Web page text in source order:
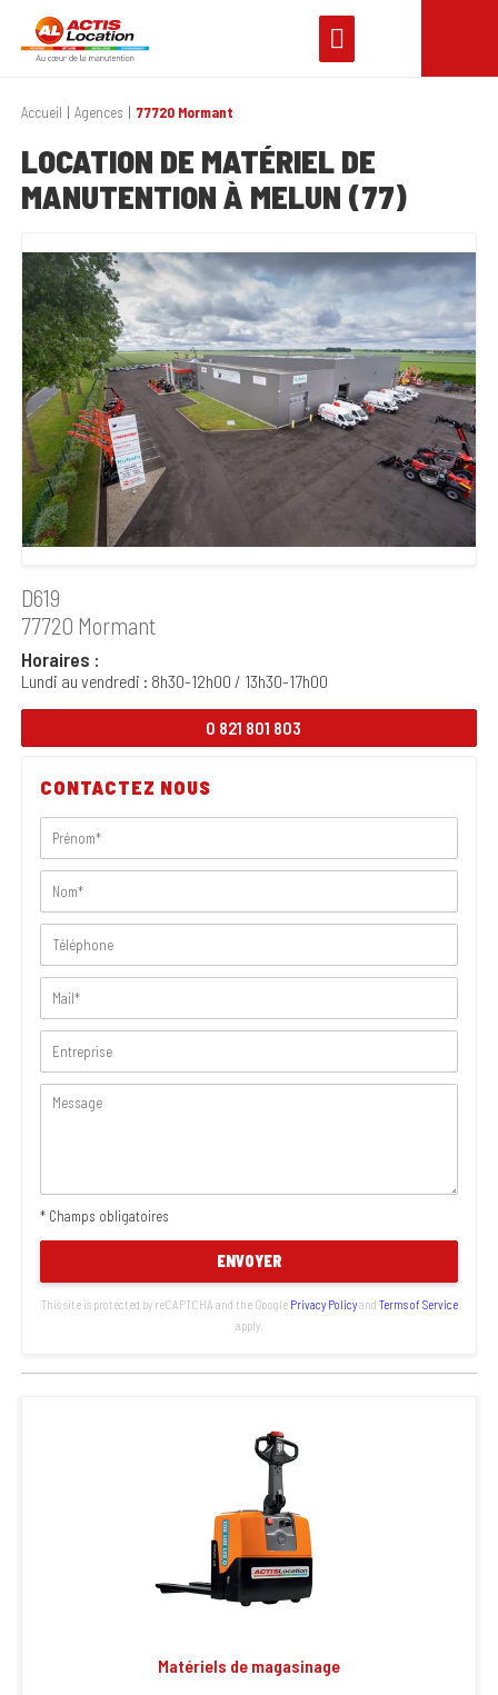
Accueil Agences 77720 Mormant
LOCATION DE MATÉRIEL DE
MANUTENTION À MELUN (77)
D619
77720 Mormant
0 821 801 803
CONTACTEZ NOUS
* Champs obligatoires
ENVOYER
This site is protected by reCAPTCHA and the Google Privacy Policyand Terms of Service
apply.
Horaires :
Lundi au vendredi : 8h30-12h00 / 13h30-17h00
Matériels de magasinage